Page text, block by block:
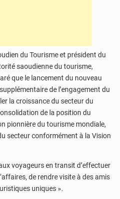
du Tourisme et président du
saoudienne du tourisme,
que le lancement du nouveau
de l’engagement du
la croissance du secteur du
de la position du
pionnière du tourisme mondiale,
secteur conformément à la Vision
voyageurs en transit d’effectuer
de rendre visite à des amis
uniques ».